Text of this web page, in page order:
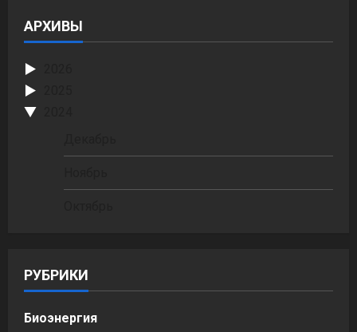
АРХИВЫ
РУБРИКИ
Биоэнергия